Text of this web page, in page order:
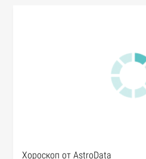
Хороскоп от AstroData